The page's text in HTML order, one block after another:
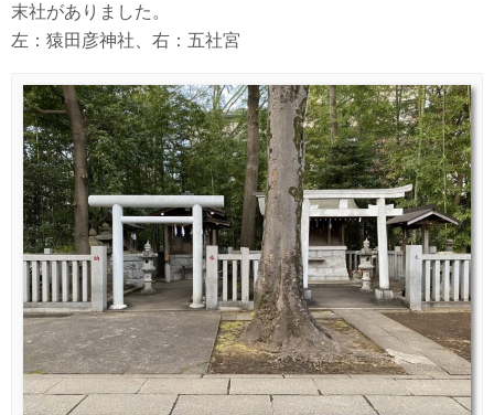
末社がありました。
左：猿田彦神社、右：五社宮